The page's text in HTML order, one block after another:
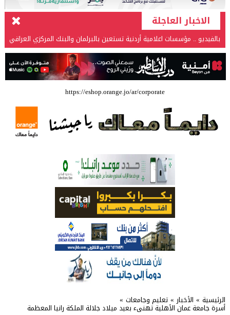
الاخبار العاجلة
بالفيديو .. مؤسسات اعلامية أردنية تستعين بالبرلمان والبنك المركزي العراقي
في قضيتها مع طارق الحسن
بالفيديو .. إرادة القائد ثم التعليم ثم الصناعة والزراعة قذفت ببنجلاديش خلال
عشرين عاما من دخل الفرد ٤٠٠$ سنويا الى ٦٠٠٠ $ ، فهل نستطيع ؟؟؟؟؟
شركة تسابيح للسياحة والسفر تسير اول رحلة لحجاج بيت الله الحرام عبر مطار
الملكة علياء الدولي – صور
العلمية الثقافية الأردنية
حملة للتبرع بالدم في جامعة الزيتونة الأردنية
https://eshop.orange.jo/ar/corporate
الرئيسية » الأخبار » تعليم وجامعات »
أسرة جامعة عمان الأهلية تهنىء بعيد ميلاد جلالة الملكة رانيا المعظمة